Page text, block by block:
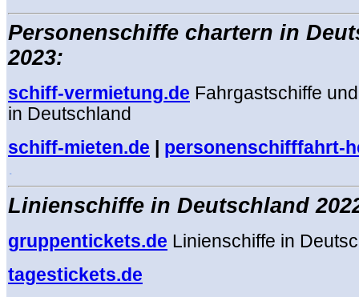
Personenschiffe chartern in
2023:
schiff-vermietung.de Fahrgastschiffe
in Deutschland
schiff-mieten.de
personenschifffahrt-
.
Linienschiffe in Deutschland
gruppentickets.de Linienschiffe in
tagestickets.de